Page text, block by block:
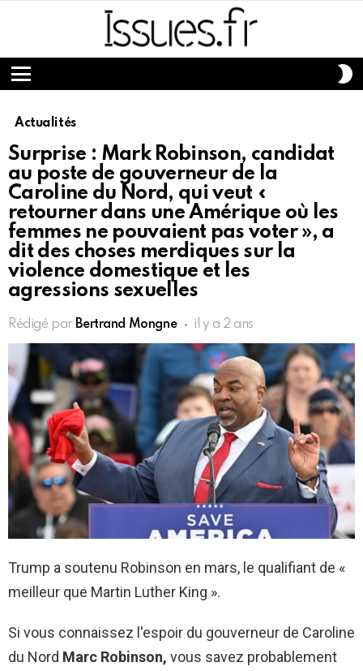
Menu
Actualités
Surprise : Mark Robinson, candidat
au poste de gouverneur de la
Caroline du Nord, qui veut «
retourner dans une Amérique où les
femmes ne pouvaient pas voter », a
dit des choses merdiques sur la
violence domestique et les
agressions sexuelles
Rédigé par Bertrand Mongne il y a 2 ans
Trump a soutenu Robinson en mars, le qualifiant de «
meilleur que Martin Luther King ».
Si vous connaissez l'espoir du gouverneur de Caroline
du Nord Marc Robinson, vous savez probablement